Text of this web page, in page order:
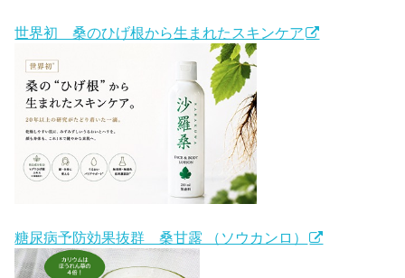
世界初 桑のひげ根から生まれたスキンケア
糖尿病予防効果抜群 桑甘露 （ソウカンロ）